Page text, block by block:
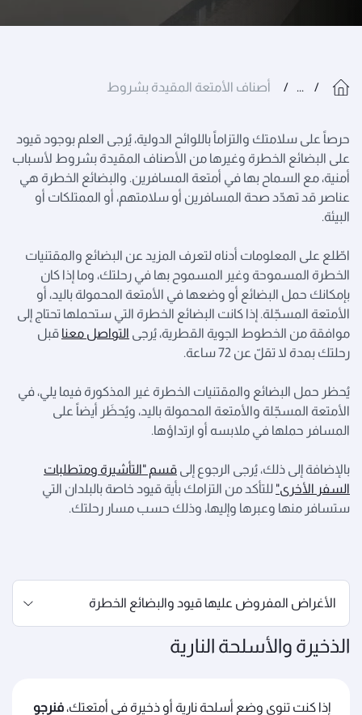
... أصناف الأمتعة المقيدة بشروط
حرصاً على سلامتك والتزاماً باللوائح الدولية، يُرجى العلم بوجود قيود
على البضائع الخطرة وغيرها من الأصناف المقيدة بشروط لأسباب
أمنية، مع السماح بها في أمتعة المسافرين. والبضائع الخطرة هي
عناصر قد تهدّد صحة المسافرين أو سلامتهم، أو الممتلكات أو
البيئة.
اطّلع على المعلومات أدناه لتعرف المزيد عن البضائع والمقتنيات
الخطرة المسموحة وغير المسموح بها في رحلتك، وما إذا كان
بإمكانك حمل البضائع أو وضعها في الأمتعة المحمولة باليد، أو
الأمتعة المسجّلة. إذا كانت البضائع الخطرة التي ستحملها تحتاج إلى
موافقة من الخطوط الجوية القطرية، يُرجى التواصل معنا قبل
رحلتك بمدة لا تقلّ عن 72 ساعة.
يُحظر حمل البضائع والمقتنيات الخطرة غير المذكورة فيما يلي، في
الأمتعة المسجّلة والأمتعة المحمولة باليد، ويُحظَر أيضاً على
المسافر حملها في ملابسه أو ارتداؤها.
بالإضافة إلى ذلك، يُرجى الرجوع إلى قسم "التأشيرة ومتطلبات
السفر الأخرى" للتأكد من التزامك بأية قيود خاصة بالبلدان التي
ستسافر منها وعبرها وإليها، وذلك حسب مسار رحلتك.
الذخيرة والأسلحة النارية
إذا كنت تنوي وضع أسلحة نارية أو ذخيرة في أمتعتك،فنرجو